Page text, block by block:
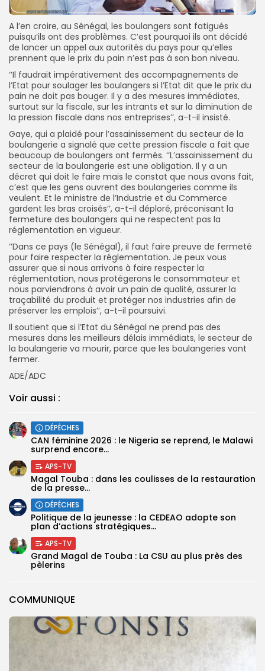
COMMUNIQUE
A l’en croire, au Sénégal, les boulangers sont fatigués
puisqu’ils ont des problèmes. C’est pourquoi ils ont décidé
de lancer un appel aux autorités du pays pour qu’elles
prennent que le prix du pain n’est pas à son bon niveau.
‘’Il faudrait impérativement des accompagnements de
l’Etat pour soulager les boulangers si l’Etat dit que le prix du
pain ne doit pas bouger. Il y a des mesures immédiates,
surtout sur la fiscale, sur les intrants et sur la diminution de
la pression fiscale dans nos entreprises’’, a-t-il insisté.
Gaye, qui a plaidé pour l’assainissement du secteur de la
boulangerie a signalé que cette pression fiscale a fait que
beaucoup de boulangers ont fermés. ‘’L’assainissement du
secteur de la boulangerie est une obligation. Il y a un
décret qui doit le faire mais le constat que nous avons fait,
c’est que les gens ouvrent des boulangeries comme ils
veulent. Et le ministre de l’Industrie et du Commerce
gardent les bras croisés’’, a-t-il déploré, préconisant la
fermeture des boulangers qui ne respectent pas la
réglementation en vigueur.
‘’Dans ce pays (le Sénégal), il faut faire preuve de fermeté
pour faire respecter la réglementation. Je peux vous
assurer que si nous arrivons à faire respecter la
réglementation, nous protégerons le consommateur et
nous parviendrons à avoir un pain de qualité, assurer la
traçabilité du produit et protéger nos industries afin de
préserver les emplois’’, a-t-il poursuivi.
Il soutient que si l’Etat du Sénégal ne prend pas des
mesures dans les meilleurs délais immédiats, le secteur de
la boulangerie va mourir, parce que les boulangeries vont
fermer.
ADE/ADC
Voir aussi :
DÉPÊCHES
‎CAN féminine 2026 : le Nigeria se reprend, le Malawi
surprend encore...
APS-TV
Magal Touba : dans les coulisses de la restauration
de la presse...
DÉPÊCHES
Politique de la jeunesse : la CEDEAO adopte son
plan d’actions stratégiques...
APS-TV
Grand Magal de Touba : La CSU au plus près des
pèlerins